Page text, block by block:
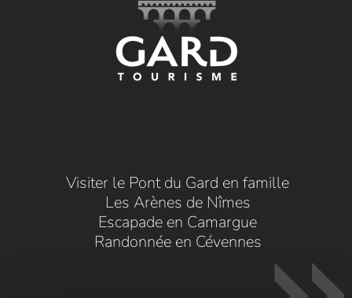
Visiter le Pont du Gard en famille
Les Arènes de Nîmes
Escapade en Camargue
Randonnée en Cévennes